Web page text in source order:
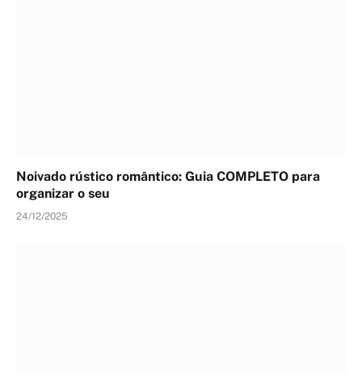
Noivado rústico romântico: Guia COMPLETO para
organizar o seu
24/12/2025